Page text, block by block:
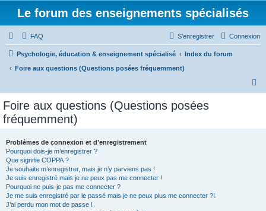
Le forum des enseignements spécialisés
FAQ Connexion
S’enregistrer
Psychologie, éducation & enseignement spécialisé
Index du forum
Foire aux questions (Questions posées fréquemment)
Foire aux questions (Questions posées
fréquemment)
Problèmes de connexion et d’enregistrement
Pourquoi dois-je m’enregistrer ?
Que signifie COPPA ?
Je souhaite m’enregistrer, mais je n’y parviens pas !
Je suis enregistré mais je ne peux pas me connecter !
Pourquoi ne puis-je pas me connecter ?
Je me suis enregistré par le passé mais je ne peux plus me connecter ?!
J’ai perdu mon mot de passe !